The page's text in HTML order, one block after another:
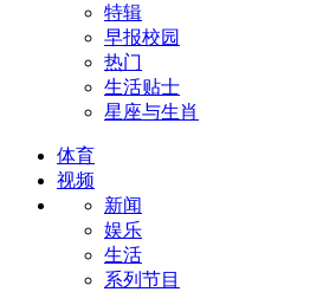
特辑
早报校园
热门
生活贴士
星座与生肖
体育
视频
新闻
娱乐
生活
系列节目